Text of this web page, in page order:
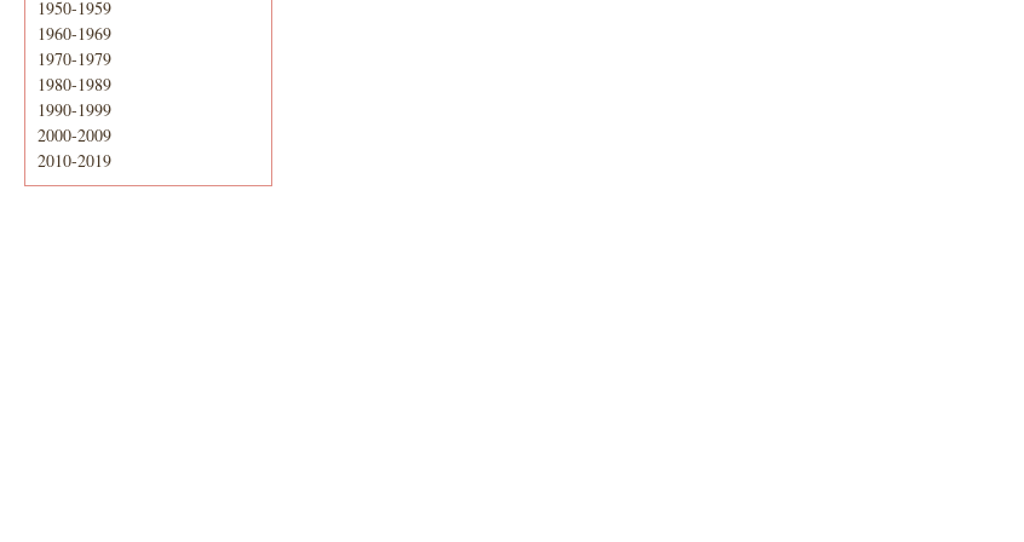
1950-1959
1960-1969
1970-1979
1980-1989
1990-1999
2000-2009
2010-2019